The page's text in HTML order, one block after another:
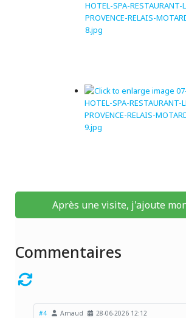
Après une visite, j'ajoute
Commentaires
#4 Arnaud 28-06-2026 12:12